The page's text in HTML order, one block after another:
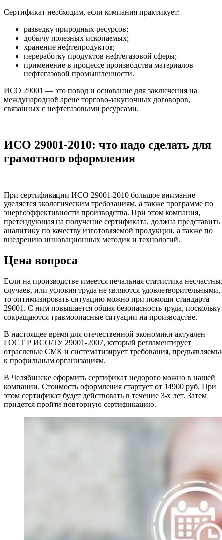
Сертификат необходим, если компания практикует:
разведку природных ресурсов;
добычу полезных ископаемых;
хранение нефтепродуктов;
переработку продуктов нефтегазовой сферы;
применение в процессе производства материалов
нефтегазовой промышленности.
ИСО 29001 — это повод и основание для заключения на
международной арене торгово-закупочных договоров,
связанных с нефтегазовыми ресурсами.
ИСО 29001-2010: что надо сделать для
грамотного оформления
При сертификации ИСО 29001-2010 большое внимание
уделяется экологическим требованиям, а также программе по
энергоэффективности производства. При этом компания,
претендующая на получение сертификата, должна представить
аналитику по качеству изготовляемой продукции, а также по
внедрению инновационных методик и технологий.
Цена вопроса
Если на производстве имеется печальная статистика
случаев, или условия труда не являются удовлетворительными,
то оптимизировать ситуацию можно при помощи стандарта
29001. С ним повышается общая безопасность труда, поскольку
сокращаются травмоопасные ситуации на производстве.
В настоящее время для отечественной экономики актуален
ГОСТ Р ИСО/ТУ 29001-2007, который регламентирует
отраслевые СМК и систематизирует требования,
к профильным организациям.
В Челябинске оформить сертификат недорого можно в нашей
компании. Стоимость оформления стартует от 14900 руб. При
этом сертификат будет действовать в течение 3-х лет. Затем
придется пройти повторную сертификацию.